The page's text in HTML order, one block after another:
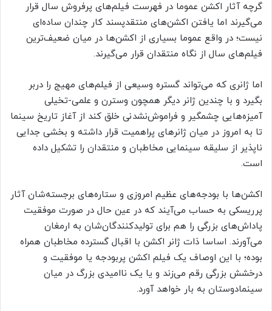
گرچه آثار اکشن عموما در فهرست فیلم‌های پرفروش سال قرار
می‌گیرند اما یافتن اکشن‌های منتقدپسند کار چندان ساده‌ای
نیست؛ در واقع عموما بسیاری از اکشن‌ها در میان ضعیف‌ترین
فیلم‌های سال از نگاه منتقدان قرار می‌گیرند.
اما ژانری که می‌تواند گستره وسیعی از فیلم‌های مهیج را دربر
بگیرد و با چندین ژانر دیگر همچون وسترن و علمی-تخیلی
آمیزه‌هایی چشمگیر و فراموش‌نشدنی خلق کند از آغاز تاریخ سینما
تا به امروز در میان ژانرهای پراهمیت قرار داشته و بخشی جدایی
ناپذیر از سلیقه سینمایی مخاطبان و منتقدان را تشکیل داده
است.
اکشن‌ها با بودجه‌های عظیم‌ امروزی و ستاره‌های برجسته‌شان آثار
پرریسکی به حساب می‌آیند که در عین حال در صورت موفقیت
پاداش‌های بزرگی را هم برای تولیدکنندگان‌شان به ارمغان
می‌آورند. اساسا ذات ژانر اکشن با اقبال گسترده مخاطبان همراه
بوده؛ با این اوصاف یک فیلم اکشن پربودجه یا موفقیت و
درخشش بزرگی رقم می‌زند و یا یک ناامیدی بزرگ در میان
سینمادوستان به بار خواهد آورد.